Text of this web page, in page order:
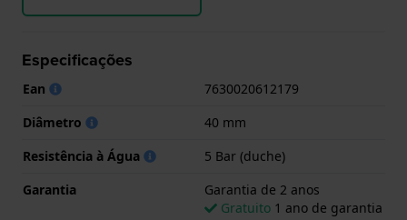
Especificações
Ean
7630020612179
Diâmetro
40 mm
Resistência à Água
5 Bar (duche)
Garantia
Garantia de 2 anos
Gratuito 1 ano de garantia